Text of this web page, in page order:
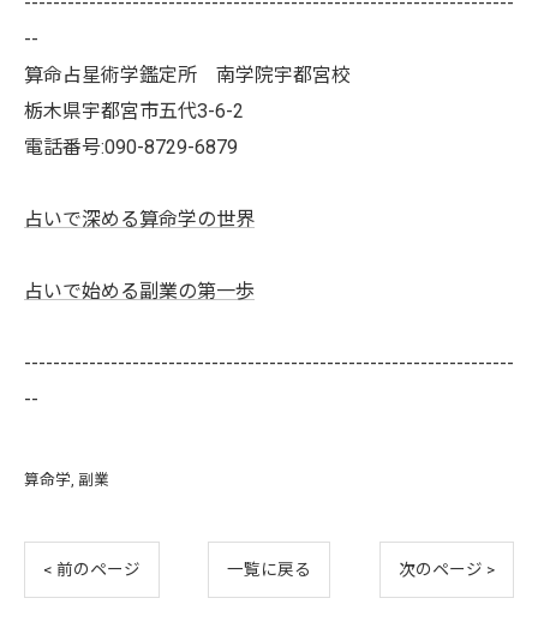
--
算命占星術学鑑定所 南学院宇都宮校
栃木県宇都宮市五代3-6-2
電話番号:090-8729-6879
占いで深める算命学の世界
占いで始める副業の第一歩
--------------------------------------------------------------------
--
算命学 副業
< 前のページ 一覧に戻る 次のページ >